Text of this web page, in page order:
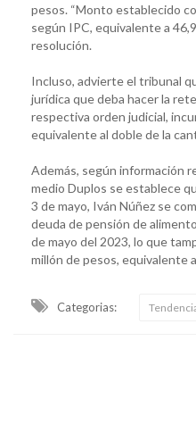
pesos. “Monto establecido
según IPC, equivalente a
resolución.
Incluso, advierte el tribunal
jurídica que deba hacer la
respectiva orden judicial,
equivalente al doble de la
Además, según información
medio Duplos se establece
3 de mayo, Iván Núñez se
deuda de pensión de
de mayo del 2023, lo que
millón de pesos, equivalente
Categorias: